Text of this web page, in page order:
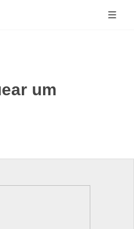
um